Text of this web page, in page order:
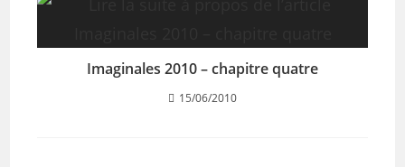
Imaginales 2010 – chapitre quatre
15/06/2010